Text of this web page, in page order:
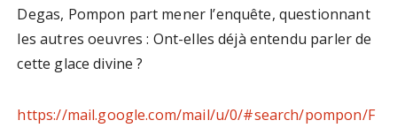
Degas, Pompon part mener l’enquête, questionnant
les autres oeuvres : Ont-elles déjà entendu parler de
cette glace divine ?
https://mail.google.com/mail/u/0/#search/pompon/F